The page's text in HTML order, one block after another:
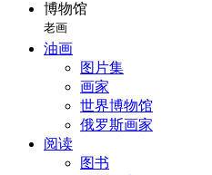
博物馆
老画
油画
图片集
画家
世界博物馆
俄罗斯画家
阅读
图书